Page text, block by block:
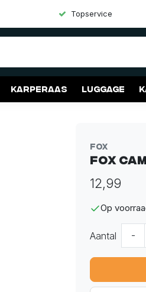
Topservice
Karperaas Luggage
Fox
Fox
12,99
Op
Aantal -